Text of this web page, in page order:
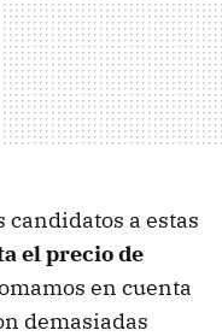
candidatos a estas
el precio de
en cuenta
demasiadas